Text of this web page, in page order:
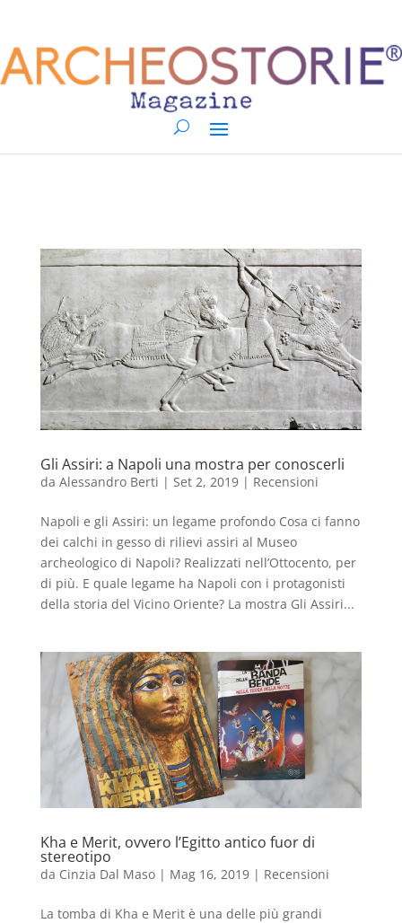
Gli Assiri: a Napoli una mostra per conoscerli
da Alessandro Berti | Set 2, 2019| Recensioni
Napoli e gli Assiri: un legame profondo Cosa ci fanno
dei calchi in gesso di rilievi assiri al Museo
archeologico di Napoli? Realizzati nell’Ottocento, per
di più. E quale legame ha Napoli con i protagonisti
della storia del Vicino Oriente? La mostra Gli Assiri...
Kha e Merit, ovvero l’Egitto antico fuor di
stereotipo
da Cinzia Dal Maso| Mag 16, 2019| Recensioni
La tomba di Kha e Merit è una delle più grandi